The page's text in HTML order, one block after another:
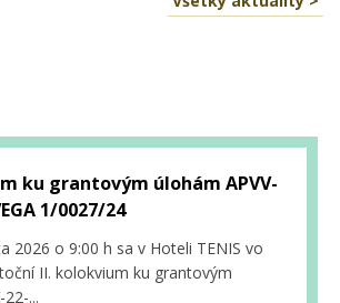
ku grantovým úlohám APVV-
1/0027/24
2026 o 9:00 h sa v Hoteli TENIS vo
II. kolokvium ku grantovým
...